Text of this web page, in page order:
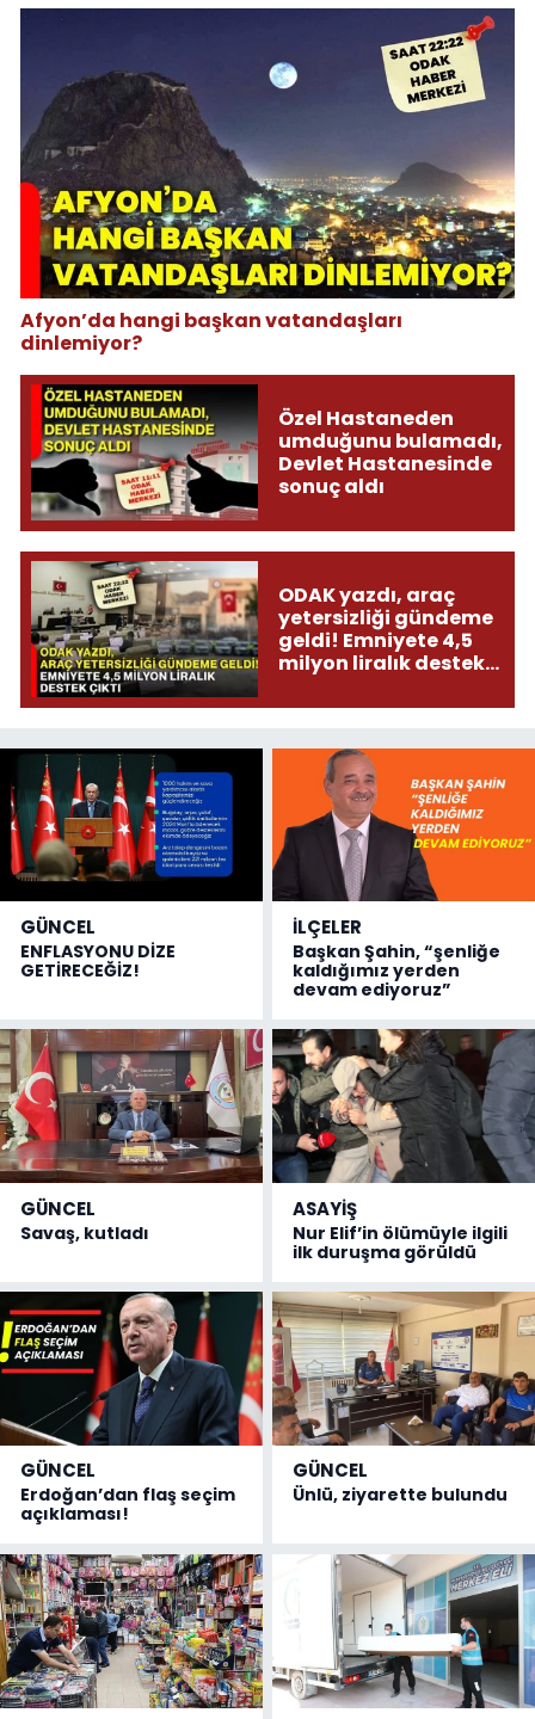
Afyon’da hangi başkan vatandaşları
dinlemiyor?
Özel Hastaneden
umduğunu bulamadı,
Devlet Hastanesinde
sonuç aldı
ODAK yazdı, araç
yetersizliği gündeme
geldi! Emniyete 4,5
milyon liralık destek
GÜNCEL
ENFLASYONU DİZE
GETİRECEĞİZ!
İLÇELER
Başkan Şahin, “şenliğe
kaldığımız yerden
devam ediyoruz”
GÜNCEL
Savaş, kutladı
ASAYİŞ
Nur Elif’in ölümüyle ilgili
ilk duruşma görüldü
GÜNCEL
Erdoğan’dan flaş seçim
açıklaması!
GÜNCEL
Ünlü, ziyarette bulundu